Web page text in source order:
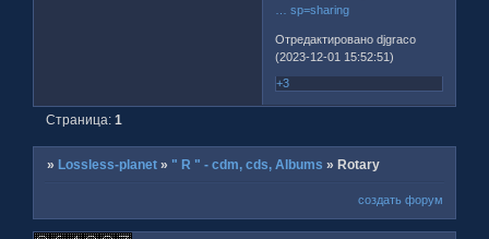
… sp=sharing
Отредактировано djgraco
(2023-12-01 15:52:51)
+3
Страница:1
» Lossless-planet » " R " - cdm, cds, Albums » Rotary
создать форум